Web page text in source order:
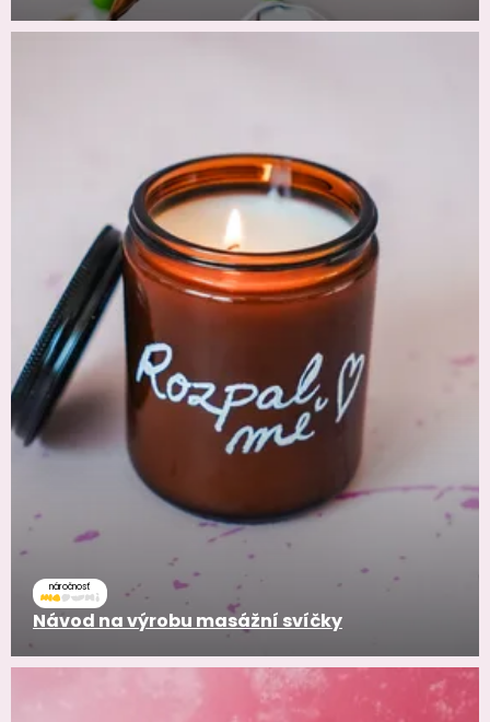
náročnosť
Návod na výrobu masážní svíčky